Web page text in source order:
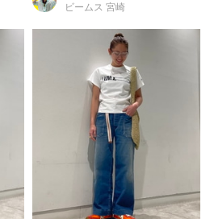
ビームス 宮崎